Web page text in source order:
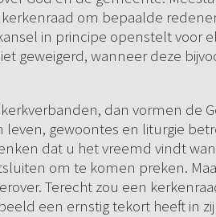
om bepaalde
in principe openstelt voor
geweigerd, wanneer deze
dan vormen de
gewoontes en liturgie
dat u het vreemd vindt
om te komen preken.
Terecht zou een
een ernstig tekort heeft in